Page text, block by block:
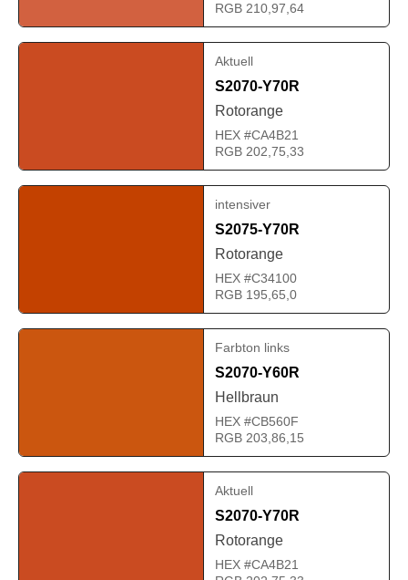
RGB 210,97,64
Aktuell
S2070-Y70R
Rotorange
HEX #CA4B21
RGB 202,75,33
intensiver
S2075-Y70R
Rotorange
HEX #C34100
RGB 195,65,0
Farbton links
S2070-Y60R
Hellbraun
HEX #CB560F
RGB 203,86,15
Aktuell
S2070-Y70R
Rotorange
HEX #CA4B21